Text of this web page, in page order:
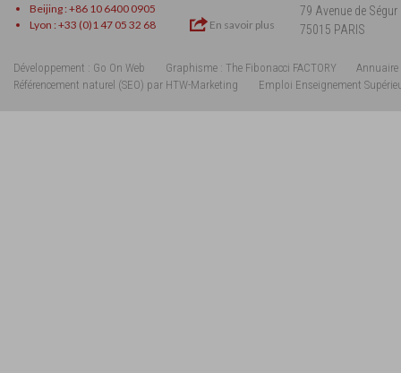
Beijing : +86 10 6400 0905
Lyon : +33 (0)1 47 05 32 68
En savoir plus
79 Avenue de Ségur
75015 PARIS
Développement : Go On Web Graphisme : The Fibonacci FACTORY
Annuaire
Référencement naturel (SEO) par HTW-Marketing
Emploi Enseignement